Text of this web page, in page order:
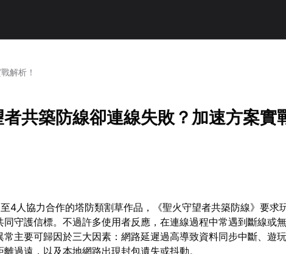
解析！
共築防線卻連線失敗？加速方案實
4人協力合作的塔防類割草作品，《聖火守望者共築防線》要求
同守護信標。不過許多使用者反應，在連線過程中常遇到斷線或
常主要可歸因於三大因素：網路延遲過高導致資料同步中斷、遊
過遠，以及本地網路出現封包遺失或抖動。